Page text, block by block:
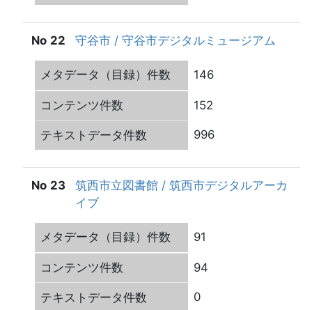
守谷市 / 守谷市デジタルミュージアム
22
146
152
996
筑西市立図書館 / 筑西市デジタルアーカ
イブ
23
91
94
0